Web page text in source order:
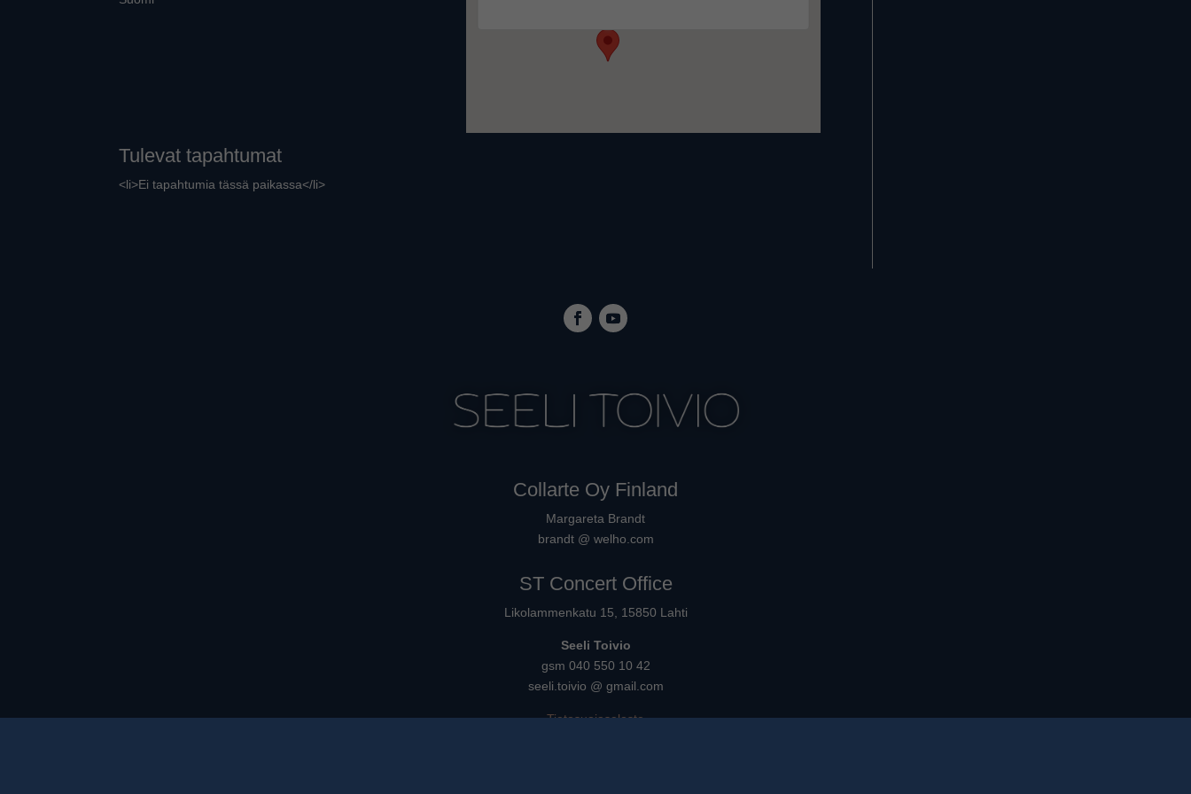
Tulevat tapahtumat
<li>Ei tapahtumia tässä paikassa</li>
Collarte Oy Finland
Margareta Brandt
brandt @ welho.com
ST Concert Office
Likolammenkatu 15, 15850 Lahti
Seeli Toivio
gsm 040 550 10 42
seeli.toivio @ gmail.com
Tietosuojaseloste